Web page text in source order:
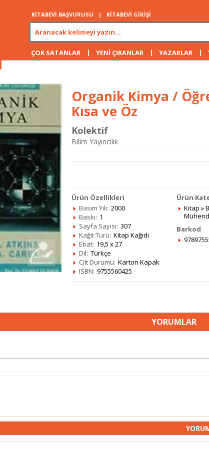
KİTABEVİ BAŞVURUSU | KİTABEVİ GİRİŞİ
ÇOK SATANLAR | YENİ ÇIKANLAR | YAZARLAR |
Organik Kimya /
Kısa ve Öz
Kolektif
Bilim Yayıncılık
Ürün Özellikleri
Basım Yılı: 2000
Baskı: 1
Sayfa Sayısı: 307
Kağıt Türü: Kitap Kağıdı
Ebat: 19,5 x 27
Dil: Türkçe
Cilt Durumu: Karton Kapak
ISBN: 9755560425
Ürün
Kitap »
Barkod
YORUMLAR